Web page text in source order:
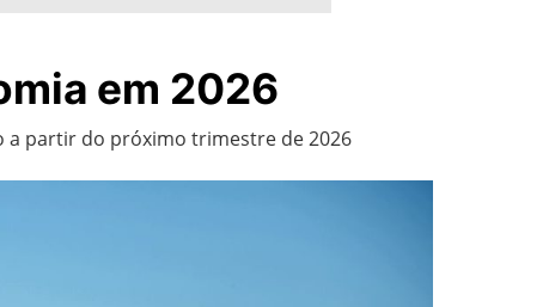
em 2026
a partir do próximo trimestre de 2026